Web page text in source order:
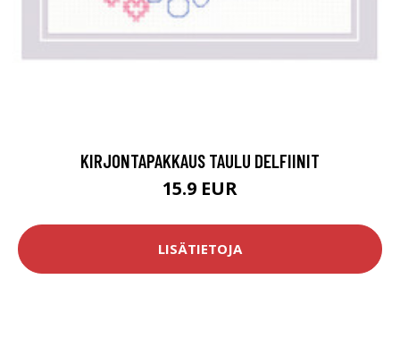
KIRJONTAPAKKAUS TAULU DELFIINIT
15.9 EUR
LISÄTIETOJA